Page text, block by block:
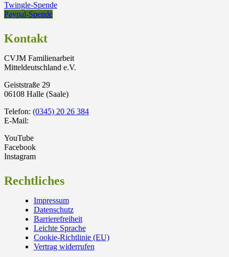
Twingle-Spende
Paypal-Spende
Kontakt
CVJM Familienarbeit
Mitteldeutschland e.V.
Geiststraße 29
06108 Halle (Saale)
Telefon: (0345) 20 26 384
E-Mail:
YouTube
Facebook
Instagram
Rechtliches
Impressum
Datenschutz
Barrierefreiheit
Leichte Sprache
Cookie-Richtlinie (EU)
Vertrag widerrufen